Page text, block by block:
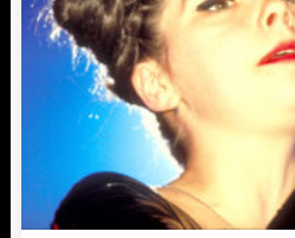
KALENDÁŘ
KVÍZY
TRENDY
PROGRAM
PLAYLIST
JAK NALADIT